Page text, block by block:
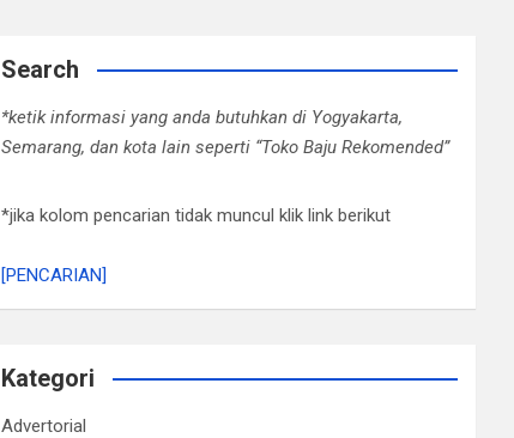
Search
*ketik informasi yang anda butuhkan di Yogyakarta,
Semarang, dan kota lain seperti “Toko Baju Rekomended”
*jika kolom pencarian tidak muncul klik link berikut
[PENCARIAN]
Kategori
Advertorial